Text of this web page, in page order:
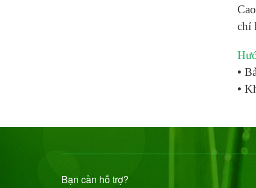
chỉ
•
•
Bạn cần hỗ trợ?